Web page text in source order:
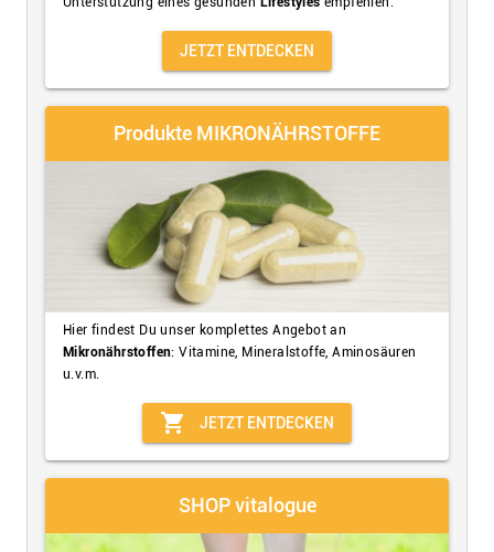
JETZT ENTDECKEN
Produkte MIKRONÄHRSTOFFE
Hier findest Du unser komplettes Angebot an
Mikronährstoffen: Vitamine, Mineralstoffe, Aminosäuren
u.v.m.
shopping_cart JETZT ENTDECKEN
SHOP vitalogue